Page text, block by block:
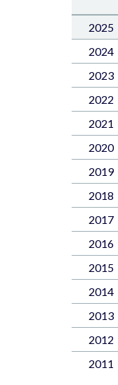
2025
2024
2023
2022
2021
2020
2019
2018
2017
2016
2015
2014
2013
2012
2011